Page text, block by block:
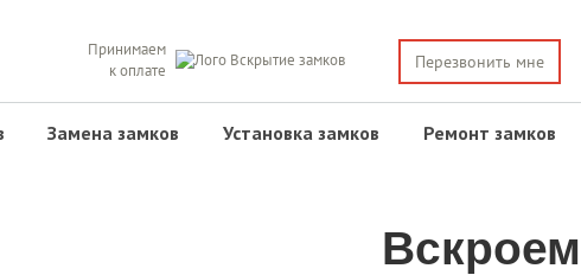
Принимаем
к оплате
Перезвонить мне
Замена замков Установка замков Ремонт замков